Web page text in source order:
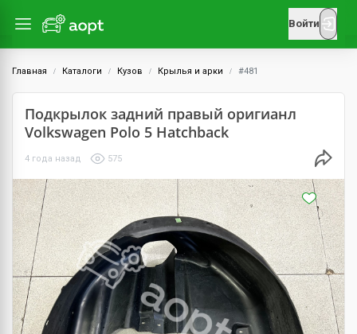
Войти
Главная Каталоги Кузов Крылья и арки #481
Подкрылок задний правый оригианл
Volkswagen Polo 5 Hatchback
4 года назад 575